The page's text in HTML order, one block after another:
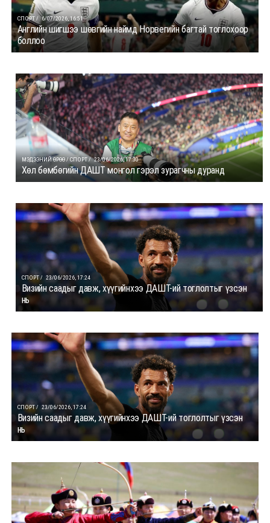
СПОРТ / 6/07/2026, 16:51
Английн шигшээ шөвгийн наймд Норвегийн багтай тоглохоор
боллоо
МЭДЭЭНИЙ ӨРӨӨ / СПОРТ / 23/06/2026, 17:30
Хөл бөмбөгийн ДАШТ монгол гэрэл зурагчны дуранд
СПОРТ / 23/06/2026, 17:24
Визийн саадыг давж, хүүгийнхээ ДАШТ-ий тоглолтыг үзсэн
нь
СПОРТ / 23/06/2026, 17:24
Визийн саадыг давж, хүүгийнхээ ДАШТ-ий тоглолтыг үзсэн
нь